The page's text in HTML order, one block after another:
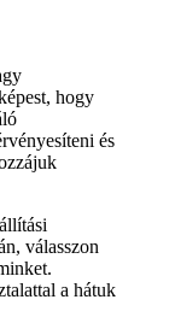
hogy
és
válasszon
a hátuk